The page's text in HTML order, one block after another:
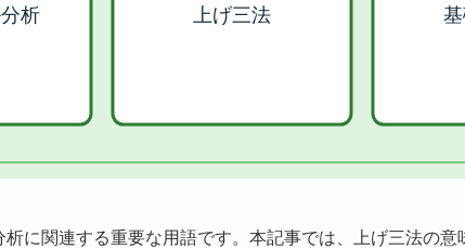
析に関連する重要な用語です。本記事では、上げ三法の